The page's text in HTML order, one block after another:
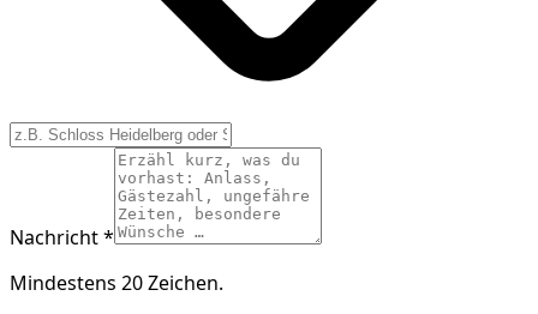
Nachricht *
Mindestens 20 Zeichen.